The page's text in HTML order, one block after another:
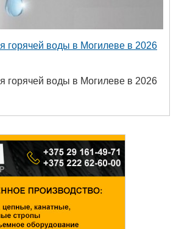
горячей воды в Могилеве в 2026
горячей воды в Могилеве в 2026